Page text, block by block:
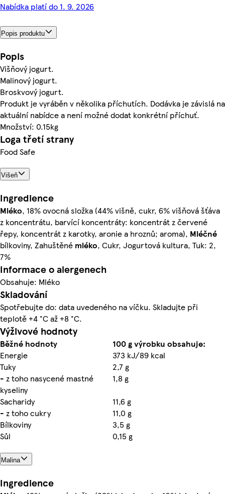
Nabídka platí do 1. 9. 2026
Popis produktu
Popis
Višňový jogurt.
Malinový jogurt.
Broskvový jogurt.
Produkt je vyráběn v několika příchutích. Dodávka je závislá na
aktuální nabídce a není možné dodat konkrétní příchuť.
Množství: 0.15kg
Loga třetí strany
Food Safe
Višeň
Ingredience
Mléko, 18% ovocná složka (44% višně, cukr, 6% višňová šťáva
z koncentrátu, barvící koncentráty: koncentrát z červené
řepy, koncentrát z karotky, aronie a hroznů; aroma), Mléčné
bílkoviny, Zahuštěné mléko, Cukr, Jogurtová kultura, Tuk: 2,
7%
Informace o alergenech
Obsahuje: Mléko
Skladování
Spotřebujte do: data uvedeného na víčku. Skladujte při
teplotě +4 °C až +8 °C.
Výživové hodnoty
Běžné hodnoty
100 g výrobku obsahuje:
Energie
373 kJ/89 kcal
Tuky
2,7 g
- z toho nasycené mastné
kyseliny
1,8 g
Sacharidy
11,6 g
- z toho cukry
11,0 g
Bílkoviny
3,5 g
Sůl
0,15 g
Malina
Ingredience